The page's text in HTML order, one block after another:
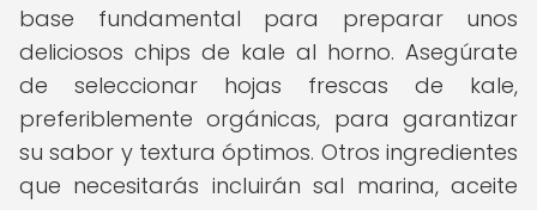
base fundamental para preparar unos
deliciosos chips de kale al horno. Asegúrate
de seleccionar hojas frescas de kale,
preferiblemente orgánicas, para garantizar
su sabor y textura óptimos. Otros ingredientes
que necesitarás incluirán sal marina, aceite